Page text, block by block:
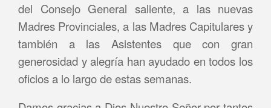
del Consejo General saliente, a las nuevas
Madres Provinciales, a las Madres Capitulares y
también a las Asistentes que con gran
generosidad y alegría han ayudado en todos los
oficios a lo largo de estas semanas.